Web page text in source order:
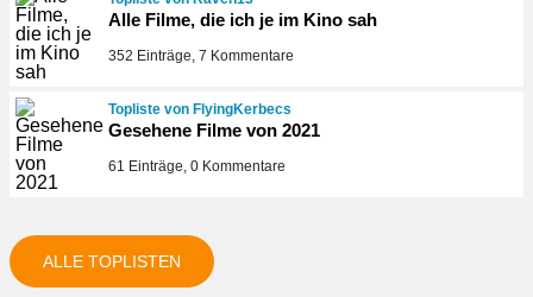
Alle Filme, die ich je im Kino sah
352 Einträge, 7 Kommentare
Topliste von FlyingKerbecs
Gesehene Filme von 2021
61 Einträge, 0 Kommentare
ALLE TOPLISTEN